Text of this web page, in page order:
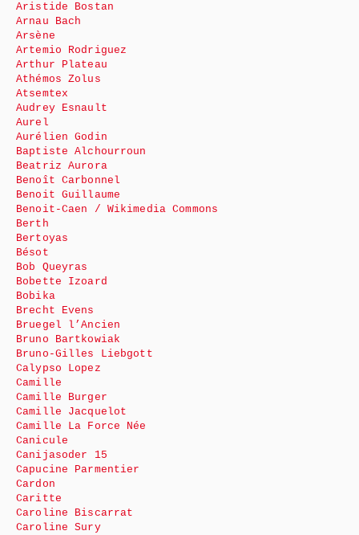
Aristide Bostan
Arnau Bach
Arsène
Artemio Rodriguez
Arthur Plateau
Athémos Zolus
Atsemtex
Audrey Esnault
Aurel
Aurélien Godin
Baptiste Alchourroun
Beatriz Aurora
Benoît Carbonnel
Benoit Guillaume
Benoit-Caen / Wikimedia Commons
Berth
Bertoyas
Bésot
Bob Queyras
Bobette Izoard
Bobika
Brecht Evens
Bruegel l’Ancien
Bruno Bartkowiak
Bruno-Gilles Liebgott
Calypso Lopez
Camille
Camille Burger
Camille Jacquelot
Camille La Force Née
Canicule
Canijasoder 15
Capucine Parmentier
Cardon
Caritte
Caroline Biscarrat
Caroline Sury